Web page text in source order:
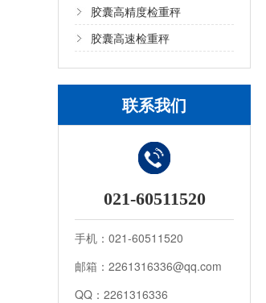
胶囊高精度检重秤
胶囊高速检重秤
联系我们
021-60511520
手机：021-60511520
邮箱：2261316336@qq.com
QQ：2261316336